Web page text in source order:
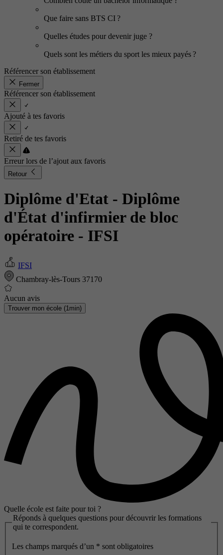
Que faire sans BTS CI ?
Quelles études pour devenir juge ?
Quels sont les métiers du sport les mieux payés ?
Référencer son établissement
Fermer
Référencer son établissement
Ajouté à tes favoris
Retiré de tes favoris
Erreur lors de l’ajout aux favoris
Retour
Diplôme d'Etat - Diplôme
d'État d'infirmier de bloc
opératoire - IFSI
IFSI
Chambray-lès-Tours 37170
Aucun avis
Trouver mon école (1min)
Quelle école est faite pour toi ?
Réponds à quelques questions pour découvrir les formations
qui te correspondent.
Les champs marqués d’un * sont obligatoires